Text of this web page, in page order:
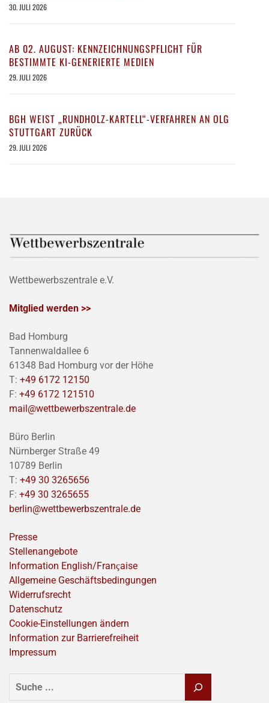
30. JULI 2026
AB 02. AUGUST: KENNZEICHNUNGSPFLICHT FÜR
BESTIMMTE KI-GENERIERTE MEDIEN
29. JULI 2026
BGH WEIST „RUNDHOLZ-KARTELL“-VERFAHREN AN OLG
STUTTGART ZURÜCK
29. JULI 2026
Wettbewerbszentrale e.V.
Mitglied werden >>
Bad Homburg
Tannenwaldallee 6
61348 Bad Homburg vor der Höhe
T: +49 6172 12150
F: +49 6172 121510
mail@wettbewerbszentrale.de
Büro Berlin
Nürnberger Straße 49
10789 Berlin
T: +49 30 3265656
F: +49 30 3265655
berlin@wettbewerbszentrale.de
Presse
Stellenangebote
Information English/Franҫaise
Allgemeine Geschäftsbedingungen
Widerrufsrecht
Datenschutz
Cookie-Einstellungen ändern
Information zur Barrierefreiheit
Impressum
SUCHEN